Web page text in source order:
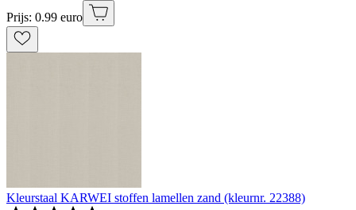
Prijs: 0.99 euro
Kleurstaal KARWEI stoffen lamellen zand (kleurnr. 22388)